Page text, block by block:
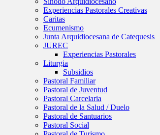
Experiencias Pastorales Creativas
Caritas
Ecumenismo
Junta Arquidiocesana de Catequesis
JUREC
Experiencias Pastorales
Liturgia
Subsidios
Pastoral Familiar
Pastoral de Juventud
Pastoral Carcelaria
Pastoral de la Salud / Duelo
Pastoral de Santuarios
Pastoral Social